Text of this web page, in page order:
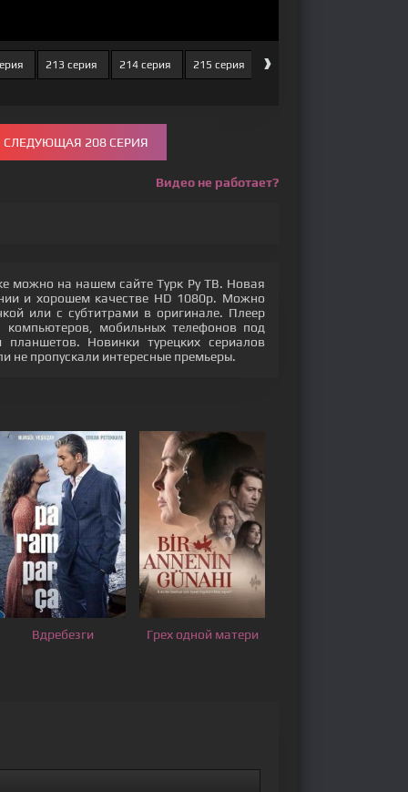
213 серия 214 серия 215 серия 216 серия
›
СЛЕДУЮЩАЯ 208 СЕРИЯ
Видео не работает?
можно на нашем сайте Турк Ру ТВ. Новая
и хорошем качестве HD 1080p. Можно
или с субтитрами в оригинале. Плеер
мобильных телефонов под
Новинки турецких сериалов
не пропускали интересные премьеры.
Вдребезги Грех одной матери